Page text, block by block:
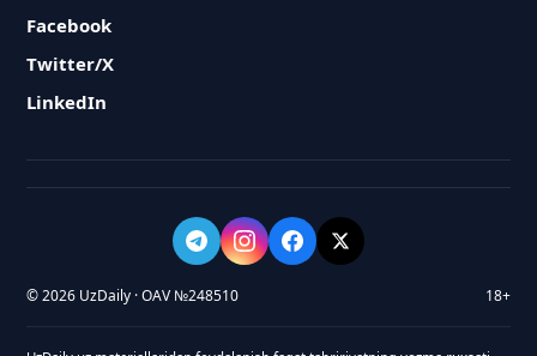
Facebook
Twitter/X
LinkedIn
© 2026 UzDaily · OAV №248510 18+